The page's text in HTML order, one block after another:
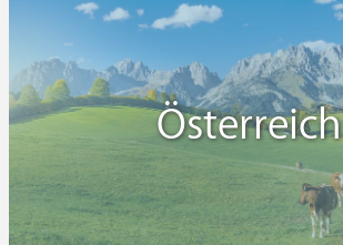
Österreich